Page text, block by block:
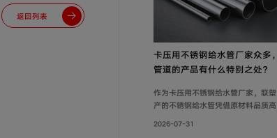
返回列表
卡压用不锈钢给水管厂家众多
管道的产品有什么特别之处？
作为卡压用不锈钢给水管厂家，联
产的不锈钢给水管凭借原材料品质
筑给水、冷却循环水系统、气体输送
2026-07-31